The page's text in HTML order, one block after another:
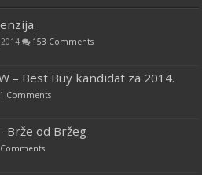
153 Comments
– Best Buy kandidat za 2014.
Comments
Brže od Bržeg